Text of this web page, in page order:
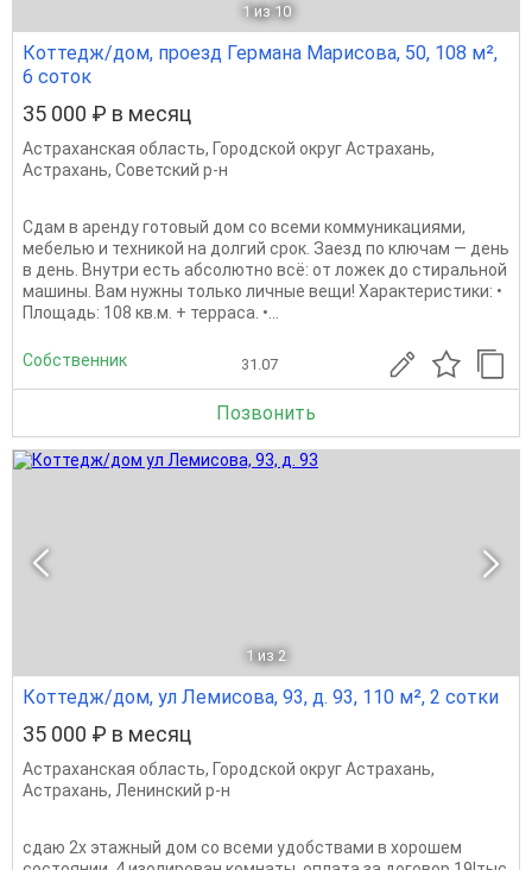
1 из 10
Коттедж/дом, проезд Германа Марисова, 50, 108 м²,
6 соток
35 000 ₽ в месяц
Астраханская область, Городской округ Астрахань,
Астрахань, Советский р-н
Сдам в аренду готовый дом со всеми коммуникациями,
мебелью и техникой на долгий срок. Заезд по ключам — день
в день. Внутри есть абсолютно всё: от ложек до стиральной
машины. Вам нужны только личные вещи! Характеристики: •
Площадь: 108 кв.м. + терраса. •...
Собственник 31.07
Позвонить
1 из 2
Коттедж/дом, ул Лемисова, 93, д. 93, 110 м², 2 сотки
35 000 ₽ в месяц
Астраханская область, Городской округ Астрахань,
Астрахань, Ленинский р-н
сдаю 2х этажный дом со всеми удобствами в хорошем